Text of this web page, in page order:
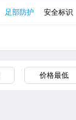
足部防护 安全标识
价格最低